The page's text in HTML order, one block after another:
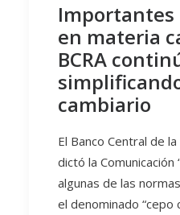
Importantes
en materia
BCRA
cambiario
El Banco Central de
dictó la Comunicación
algunas de las
el denominado “cepo